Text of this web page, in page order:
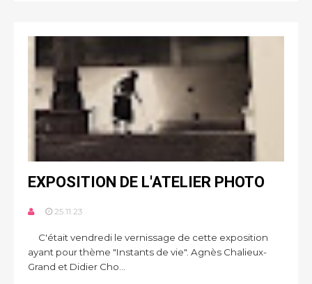
EXPOSITION DE L'ATELIER PHOTO
25.11.23
C'était vendredi le vernissage de cette exposition
ayant pour thème "Instants de vie". Agnès Chalieux-
Grand et Didier Cho...